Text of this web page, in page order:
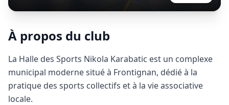
À propos du club
La Halle des Sports Nikola Karabatic est un complexe
municipal moderne situé à Frontignan, dédié à la
pratique des sports collectifs et à la vie associative
locale.